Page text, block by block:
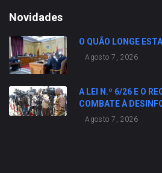
Novidades
O QUÃO LONGE
Agosto 7, 2026
A LEI N.º 6/26 E O
COMBATE À
Agosto 7, 2026